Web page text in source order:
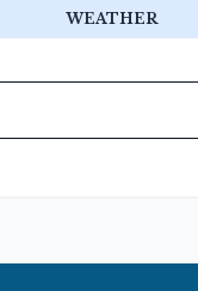
WEATHER